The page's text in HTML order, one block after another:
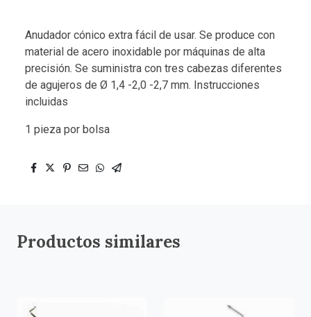
Anudador cónico extra fácil de usar. Se produce con
material de acero inoxidable por máquinas de alta
precisión. Se suministra con tres cabezas diferentes
de agujeros de Ø 1,4 -2,0 -2,7 mm. Instrucciones
incluidas
1 pieza por bolsa
Productos similares